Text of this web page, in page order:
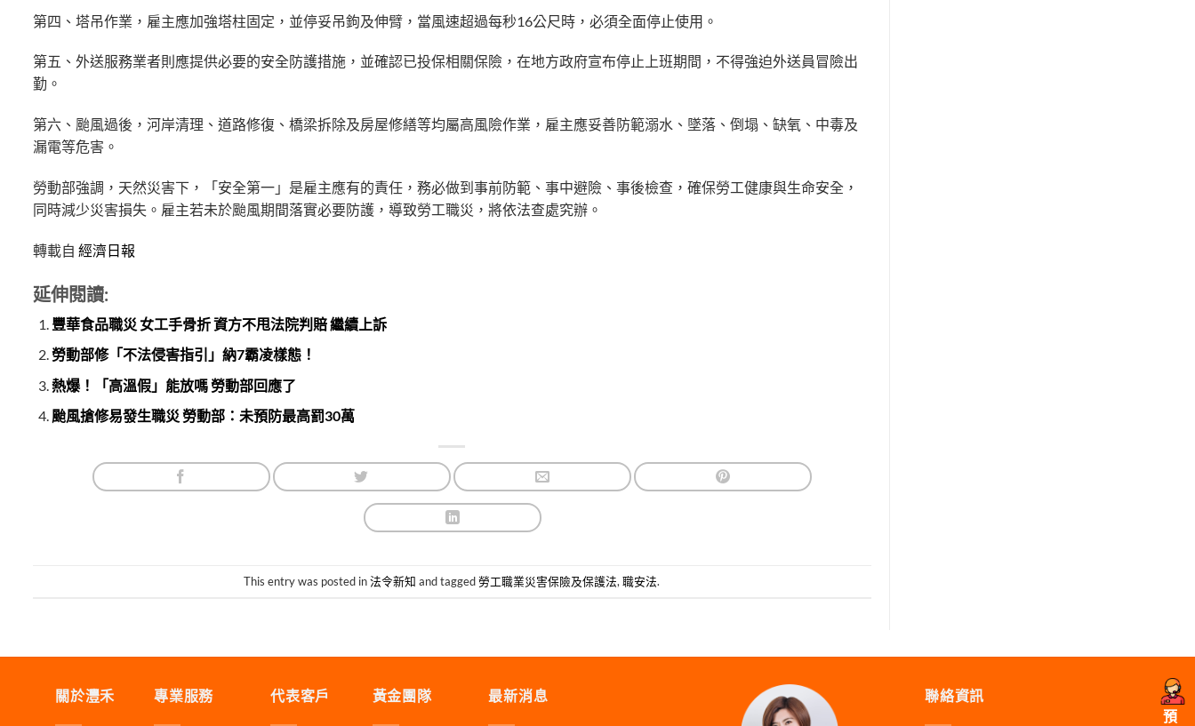
第四、塔吊作業，雇主應加強塔柱固定，並停妥吊鉤及伸臂，當風速超過每秒16公尺時，必須全面停止使用。
第五、外送服務業者則應提供必要的安全防護措施，並確認已投保相關保險，在地方政府宣布停止上班期間，不得強迫外送員冒險出
勤。
第六、颱風過後，河岸清理、道路修復、橋梁拆除及房屋修繕等均屬高風險作業，雇主應妥善防範溺水、墜落、倒塌、缺氧、中毒及
漏電等危害。
勞動部強調，天然災害下，「安全第一」是雇主應有的責任，務必做到事前防範、事中避險、事後檢查，確保勞工健康與生命安全，
同時減少災害損失。雇主若未於颱風期間落實必要防護，導致勞工職災，將依法查處究辦。
轉載自 經濟日報
延伸閱讀:
豐華食品職災 女工手骨折 資方不甩法院判賠 繼續上訴
勞動部修「不法侵害指引」納7霸凌樣態！
熱爆！「高溫假」能放嗎 勞動部回應了
颱風搶修易發生職災 勞動部：未預防最高罰30萬
This entry was posted in法令新知 and tagged勞工職業災害保險及保護法,職安法.
關於灃禾 專業服務 代表客戶 黃金團隊 最新消息
聯絡資訊
預